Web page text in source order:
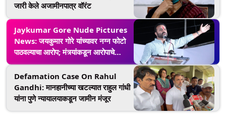
जारी केले अजामीनपात्र वॉरंट
Jaykumar Gore Nude Pictures
News: जयकुमार गोरे यांच्यावर नग्न फोटो
पाठवल्याचा आरोप; मंत्र्यांकडून आरोपाचे
खंडण, कायदेशीर कारवाईचा ईशारा
Defamation Case On Rahul
Gandhi: मानहानीच्या खटल्यात राहुल गांधी
यांना पुणे न्यायालयाकडून जामीन मंजूर